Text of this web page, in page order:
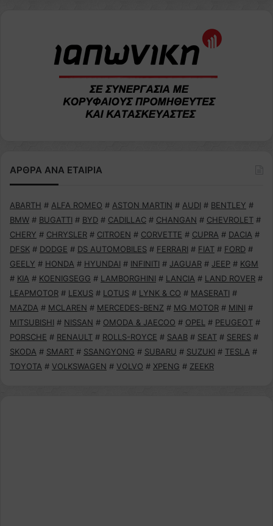
ΑΡΘΡΑ ΑΝΑ ΕΤΑΙΡΙΑ
ABARTH # ALFA ROMEO # ASTON MARTIN # AUDI # BENTLEY #
BMW # BUGATTI # BYD # CADILLAC # CHANGAN # CHEVROLET #
CHERY # CHRYSLER # CITROEN # CORVETTE # CUPRA # DACIA #
DFSK # DODGE # DS AUTOMOBILES # FERRARI # FIAT # FORD #
GEELY # HONDA # HYUNDAI # INFINITI # JAGUAR # JEEP # KGM
# KIA # KOENIGSEGG # LAMBORGHINI # LANCIA # LAND ROVER #
LEAPMOTOR # LEXUS # LOTUS # LYNK & CO # MASERATI #
MAZDA # MCLAREN # MERCEDES-BENZ # MG MOTOR # MINI #
MITSUBISHI # NISSAN # OMODA & JAECOO # OPEL # PEUGEOT #
PORSCHE # RENAULT # ROLLS-ROYCE # SAAB # SEAT # SERES #
SKODA # SMART # SSANGYONG # SUBARU # SUZUKI # TESLA #
TOYOTA # VOLKSWAGEN # VOLVO # XPENG # ZEEKR